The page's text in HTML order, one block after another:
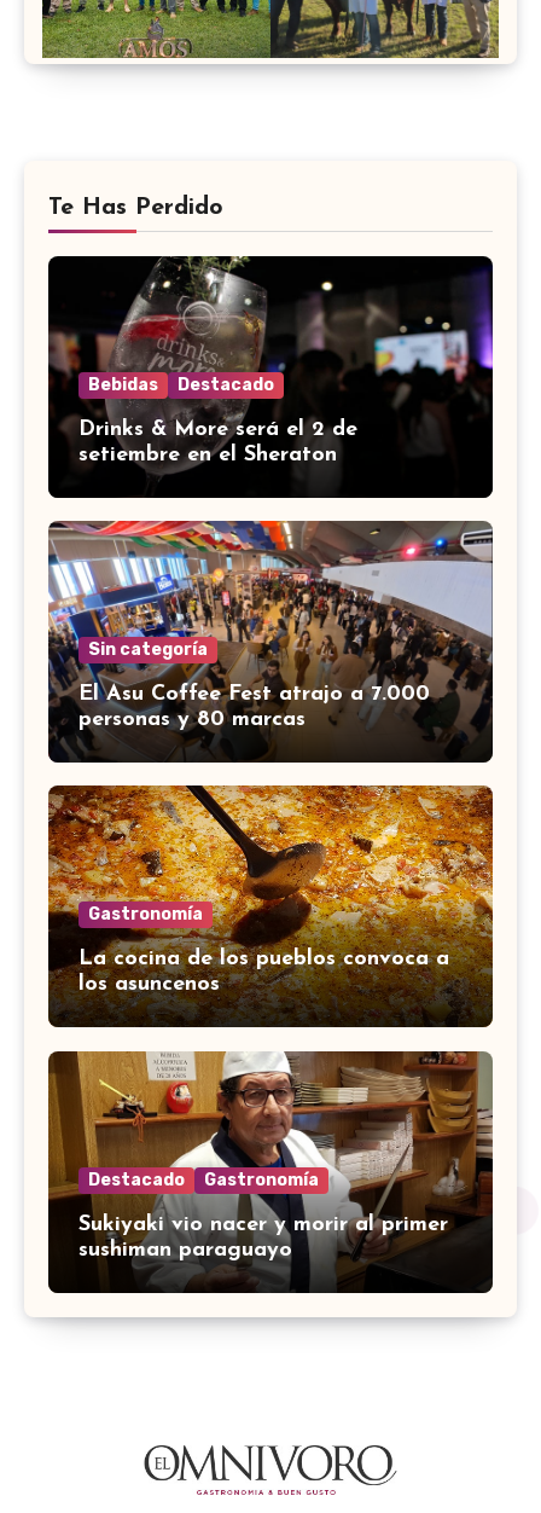
Te Has Perdido
Bebidas Destacado
Drinks & More será el 2 de
setiembre en el Sheraton
Sin categoría
El Asu Coffee Fest atrajo a 7.000
personas y 80 marcas
Gastronomía
La cocina de los pueblos convoca a
los asuncenos
Destacado Gastronomía
Sukiyaki vio nacer y morir al primer
sushiman paraguayo